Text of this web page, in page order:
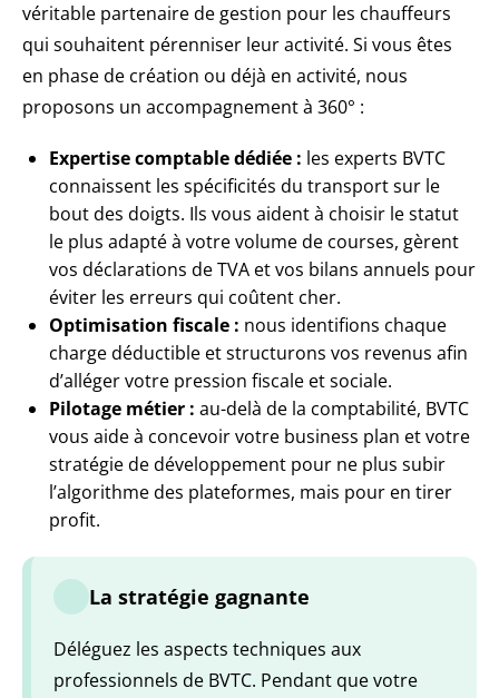
véritable partenaire de gestion pour les chauffeurs
qui souhaitent pérenniser leur activité. Si vous êtes
en phase de création ou déjà en activité, nous
proposons un accompagnement à 360° :
Expertise comptable dédiée : les experts BVTC
connaissent les spécificités du transport sur le
bout des doigts. Ils vous aident à choisir le statut
le plus adapté à votre volume de courses, gèrent
vos déclarations de TVA et vos bilans annuels pour
éviter les erreurs qui coûtent cher.
Optimisation fiscale : nous identifions chaque
charge déductible et structurons vos revenus afin
d’alléger votre pression fiscale et sociale.
Pilotage métier : au-delà de la comptabilité, BVTC
vous aide à concevoir votre business plan et votre
stratégie de développement pour ne plus subir
l’algorithme des plateformes, mais pour en tirer
profit.
La stratégie gagnante
Déléguez les aspects techniques aux
professionnels de BVTC. Pendant que votre